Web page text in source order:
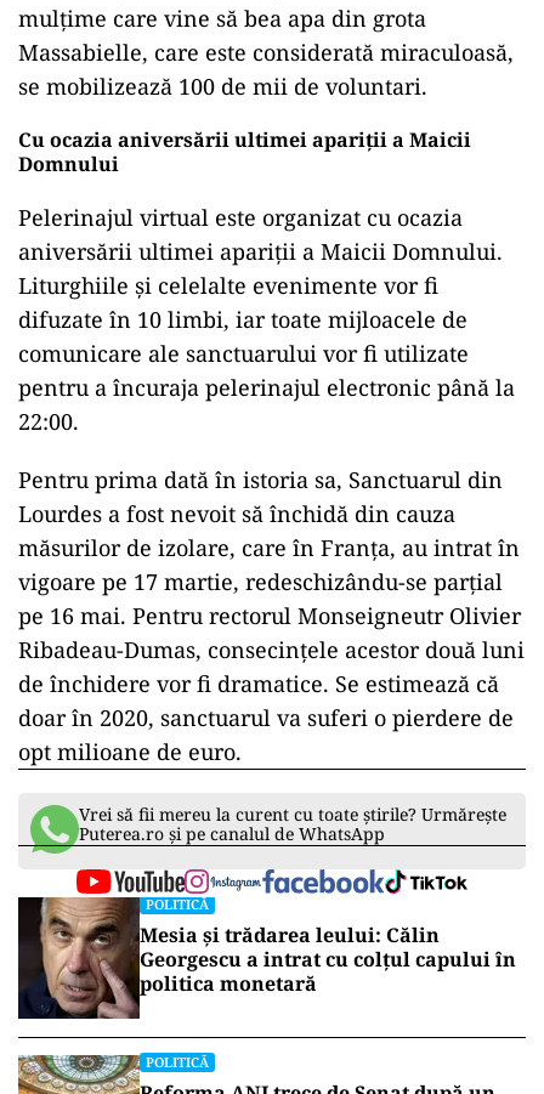
mulțime care vine să bea apa din grota
Massabielle, care este considerată miraculoasă,
se mobilizează 100 de mii de voluntari.
Cu ocazia aniversării ultimei apariții a Maicii
Domnului
Pelerinajul virtual este organizat cu ocazia
aniversării ultimei apariții a Maicii Domnului.
Liturghiile şi celelalte evenimente vor fi
difuzate în 10 limbi, iar toate mijloacele de
comunicare ale sanctuarului vor fi utilizate
pentru a încuraja pelerinajul electronic până la
22:00.
Pentru prima dată în istoria sa, Sanctuarul din
Lourdes a fost nevoit să închidă din cauza
măsurilor de izolare, care în Franța, au intrat în
vigoare pe 17 martie, redeschizându-se parțial
pe 16 mai. Pentru rectorul Monseigneutr Olivier
Ribadeau-Dumas, consecințele acestor două luni
de închidere vor fi dramatice. Se estimează că
doar în 2020, sanctuarul va suferi o pierdere de
opt milioane de euro.
Vrei să fii mereu la curent cu toate știrile? Urmărește
Puterea.ro și pe canalul de WhatsApp
POLITICĂ
Mesia și trădarea leului: Călin
Georgescu a intrat cu colțul capului în
politica monetară
POLITICĂ